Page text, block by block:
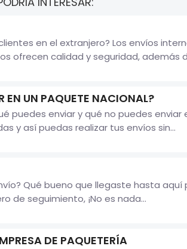
en el extranjero? Los envíos
ofrecen calidad y seguridad, además
EN UN PAQUETE NACIONAL?
puedes enviar y qué no puedes enviar
y así puedas realizar tus envíos sin...
Qué bueno que llegaste hasta
de seguimiento, ¡No es nada...
DE PAQUETERÍA